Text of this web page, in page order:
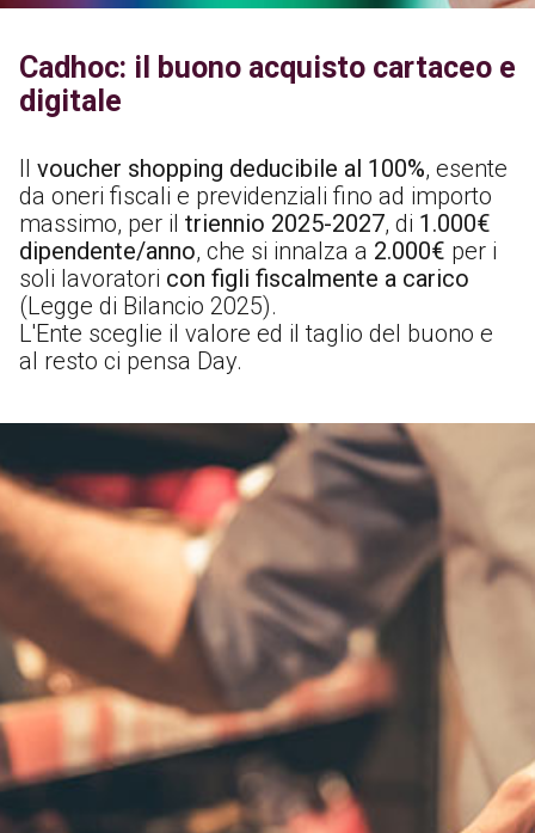
Cadhoc: il buono acquisto cartaceo e
digitale
Il voucher shopping deducibile al 100%, esente
da oneri fiscali e previdenziali fino ad importo
massimo, per il triennio 2025-2027, di 1.000€
dipendente/anno, che si innalza a 2.000€ per i
soli lavoratori con figli fiscalmente a carico
(Legge di Bilancio 2025).
L'Ente sceglie il valore ed il taglio del buono e
al resto ci pensa Day.